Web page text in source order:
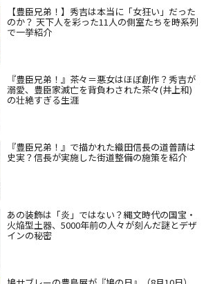
【豊臣兄弟！】秀吉は本当に「女狂い」だった
のか？ 天下人を彩った11人の側室たちを時系列
で一挙紹介
『豊臣兄弟！』茶々＝悪女はほぼ創作？秀吉が
溺愛、豊臣家滅亡を背負わされた茶々(井上和)
の壮絶すぎる生涯
『豊臣兄弟！』で描かれた織田信長の道普請は
史実？信長が実施した街道整備の施策を紹介
あの装飾は「炎」ではない？縄文時代の国宝・
火焔型土器、5000年前の人々が刻んだ謎とデザ
インの秘密